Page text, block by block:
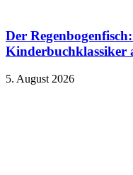
Der
Kinderbuchklassiker
5. August 2026